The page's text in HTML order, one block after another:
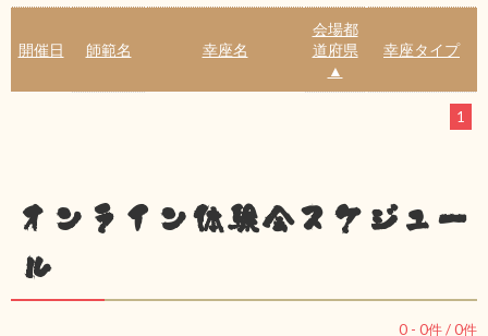
開催日 師範名 幸座名
会場都
道府県
▲
幸座タイプ
1
オンライン体験会スケジュー
ル
0 - 0件 /0件